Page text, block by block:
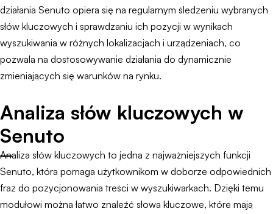
działania Senuto opiera się na regularnym śledzeniu wybranych
słów kluczowych i sprawdzaniu ich pozycji w wynikach
wyszukiwania w różnych lokalizacjach i urządzeniach, co
pozwala na dostosowywanie działania do dynamicznie
zmieniających się warunków na rynku.
Analiza słów kluczowych w
Senuto
Analiza słów kluczowych to jedna z najważniejszych funkcji
Senuto, która pomaga użytkownikom w doborze odpowiednich
fraz do pozycjonowania treści w wyszukiwarkach. Dzięki temu
modułowi można łatwo znaleźć słowa kluczowe, które mają